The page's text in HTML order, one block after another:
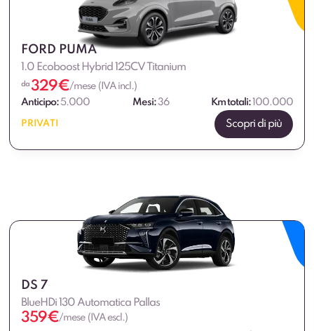
FORD PUMA
1.0 Ecoboost Hybrid 125CV Titanium
da 329€/mese (IVA incl.)
Anticipo: 5.000 Mesi:36 Km totali: 100.000
PRIVATI Scopri di più
DS 7
BlueHDi 130 Automatica Pallas
359€/mese (IVA escl.)